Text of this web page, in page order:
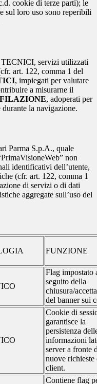
cookie di terze parti); le
sul loro uso sono reperibili
TECNICI, servizi utilizzati
art. 122, comma 1 del
, impiegati per valutare
a misurarne il
, adoperati per
la navigazione.
Parma S.p.A., quale
non
identificativi dell’utente,
(cfr. art. 122, comma 1
di servizi o di dati
aggregate sull’uso del
FUNZIONE
Flag impostato
seguito della
chiusura/
del banner sui
Cookie di
garantisce la
persistenza
informazioni
server a fronte
nuove richieste
client.
Contiene flag